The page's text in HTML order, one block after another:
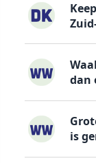
dan
is